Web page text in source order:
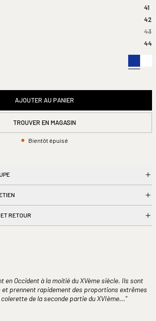
41
42
43
44
AJOUTER AU PANIER
TROUVER EN MAGASIN
Bientôt épuisé
RETOUR
en Occident à la moitié du XVème siècle. Ils sont
et prennent rapidement des proportions extrêmes
colerette de la seconde partie du XVIème..."